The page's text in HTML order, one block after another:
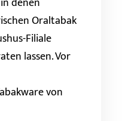
Oraltabak
Filiale
lassen. Vor
von